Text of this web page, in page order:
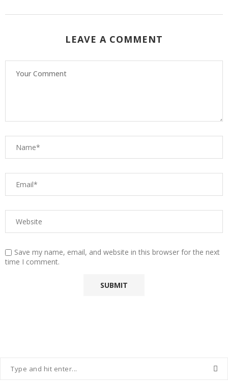
LEAVE A COMMENT
Save my name, email, and website in this browser for the next
time I comment.